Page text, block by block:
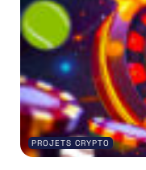
PROJETS CRYPTO